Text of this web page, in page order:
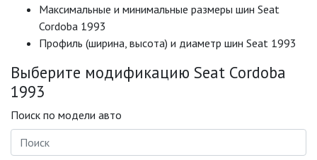
Mаксимальные и минимальные размеры шин Seat
Cordoba 1993
Профиль (ширина, высота) и диаметр шин Seat 1993
Выберите модификацию Seat Cordoba
1993
Поиск по модели авто